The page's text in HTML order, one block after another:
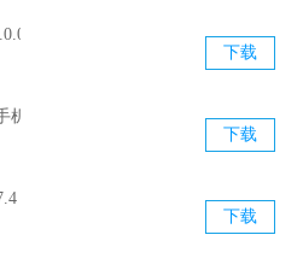
，给出个性化的综合训练。促进
能练三次。
最新免费版
下载
版 v8.3.0 官方最新版
下载
最新免费版
下载